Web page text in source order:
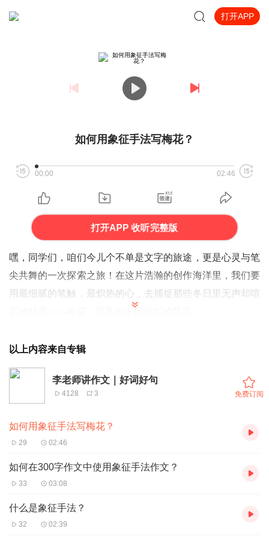
打开APP
如何用象征手法写梅花？
00:00 02:46
打开APP 收听完整版
嘿，同学们，咱们今儿个不单是文字的旅途，更是心灵与笔
尖共舞的一次探索之旅！在这片浩瀚的创作海洋里，我们要
用最细腻的笔触，最炽热的心，去捕捉那些冬日里无声却喧
以上内容来自专辑
李老师讲作文｜好词好句
4128 3 免费订阅
如何用象征手法写梅花？
29 02:46
如何在300字作文中使用象征手法作文？
33 03:08
什么是象征手法？
32 02:39